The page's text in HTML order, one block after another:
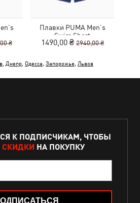
₴
Плавки PUMA Men's
Swim Short
1490,00 ₴ 2940,00 ₴
Днепр Одесса Запорожье Львов
К ПОДПИСЧИКАМ, ЧТОБЫ
СКИДКИ НА ПОКУПКУ